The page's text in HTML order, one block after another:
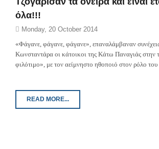
όλα!!!
Monday, 20 October 2014
«Φάγανε, φάγανε, φάγανε», επαναλάμβαναν
Κωνσταντάρα οι κάτοικοι της Κάτω Παναγιάς στην
φιλότιμο», με τον αείμνηστο ηθοποιό στον ρόλο
READ MORE...